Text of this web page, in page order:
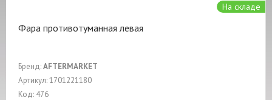
На складе
Фара противотуманная левая
Бренд:AFTERMARKET
Артикул: 1701221180
Код: 476